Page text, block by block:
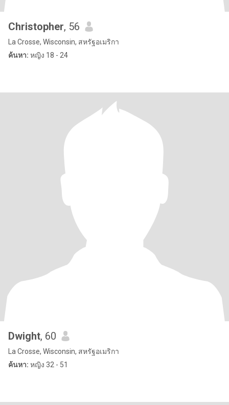
Christopher, 56
La Crosse, Wisconsin, สหรัฐอเมริกา
ค้นหา: หญิง 18 - 24
Dwight, 60
La Crosse, Wisconsin, สหรัฐอเมริกา
ค้นหา: หญิง 32 - 51